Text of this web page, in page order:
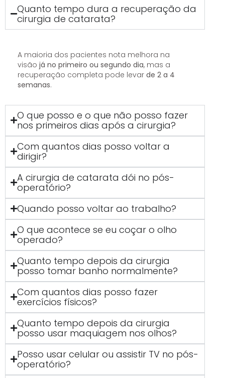
Quanto tempo dura a recuperação da
cirurgia de catarata?
A maioria dos pacientes nota melhora na
visão já no primeiro ou segundo dia, mas a
recuperação completa pode levar de 2 a 4
semanas.
O que posso e o que não posso fazer
nos primeiros dias após a cirurgia?
Com quantos dias posso voltar a
dirigir?
A cirurgia de catarata dói no pós-
operatório?
Quando posso voltar ao trabalho?
O que acontece se eu coçar o olho
operado?
Quanto tempo depois da cirurgia
posso tomar banho normalmente?
Com quantos dias posso fazer
exercícios físicos?
Quanto tempo depois da cirurgia
posso usar maquiagem nos olhos?
Posso usar celular ou assistir TV no pós-
operatório?